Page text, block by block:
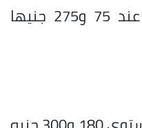
جاء سعر الفيلة البلطى عند 75 و275 جنيها